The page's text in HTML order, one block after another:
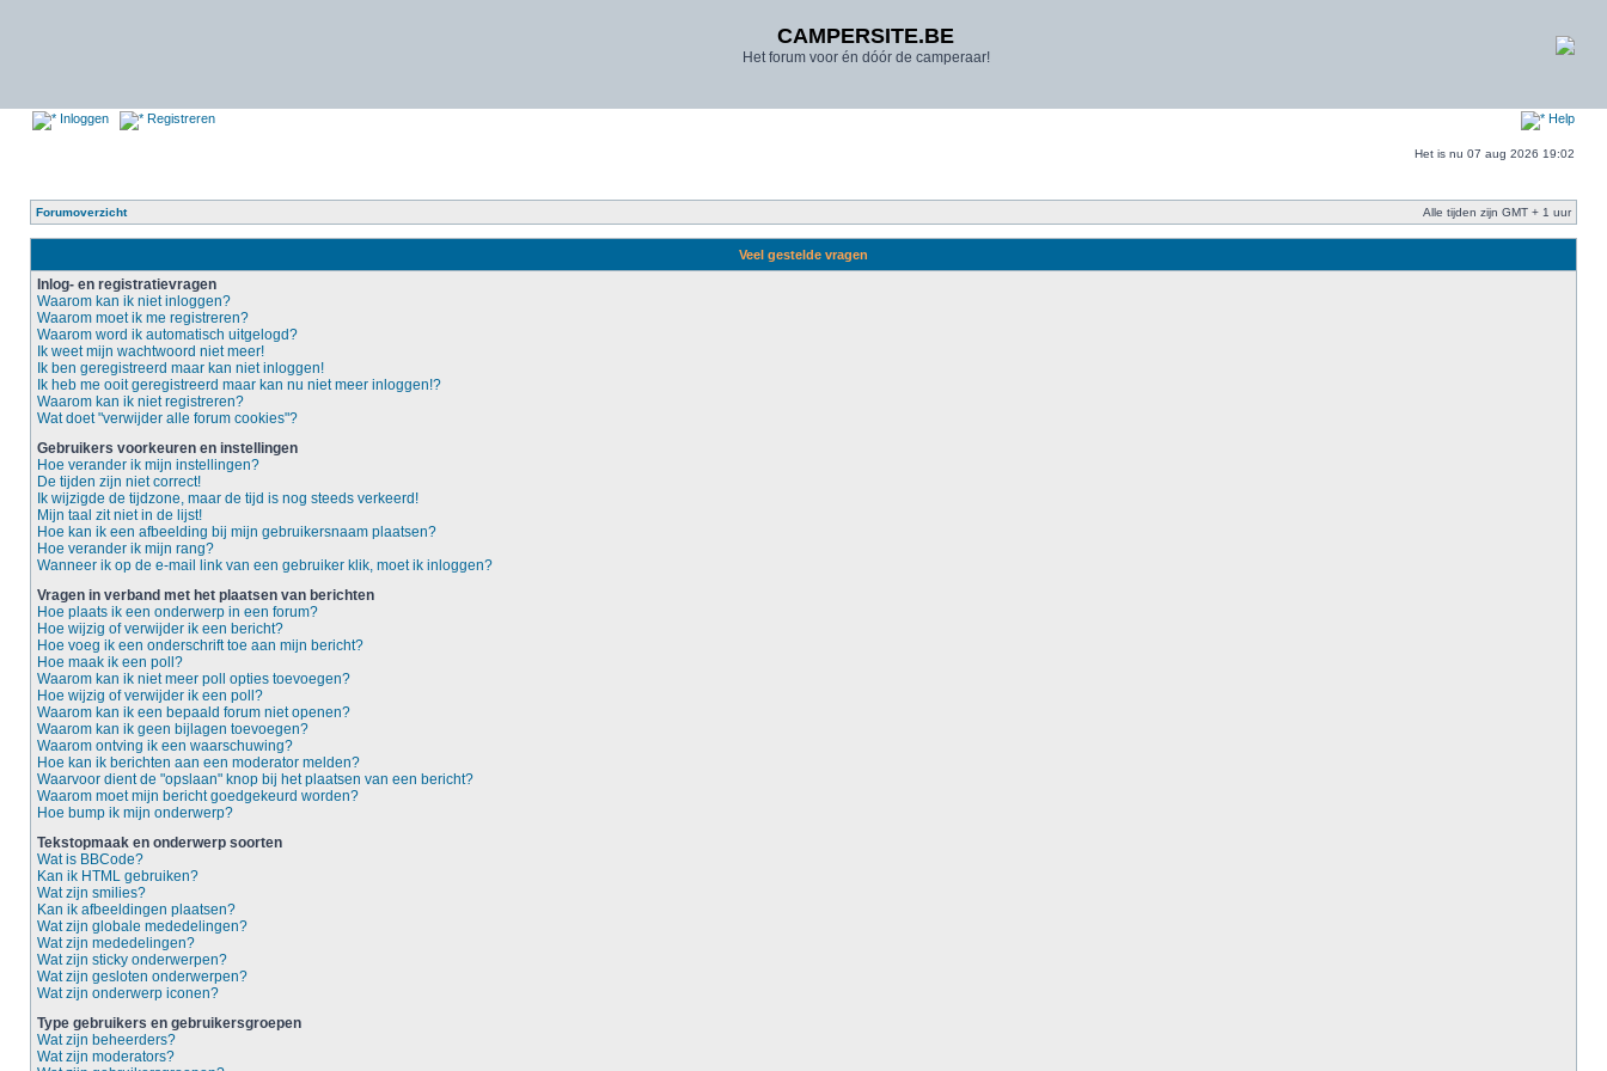
CAMPERSITE.BE
Het forum voor én dóór de camperaar!
Inloggen Registreren Help
Het is nu 07 aug 2026 19:02
Forumoverzicht Alle tijden zijn GMT + 1 uur
Veel gestelde vragen
Inlog- en registratievragen
Waarom kan ik niet inloggen?
Waarom moet ik me registreren?
Waarom word ik automatisch uitgelogd?
Ik weet mijn wachtwoord niet meer!
Ik ben geregistreerd maar kan niet inloggen!
Ik heb me ooit geregistreerd maar kan nu niet meer inloggen!?
Waarom kan ik niet registreren?
Wat doet "verwijder alle forum cookies"?
Gebruikers voorkeuren en instellingen
Hoe verander ik mijn instellingen?
De tijden zijn niet correct!
Ik wijzigde de tijdzone, maar de tijd is nog steeds verkeerd!
Mijn taal zit niet in de lijst!
Hoe kan ik een afbeelding bij mijn gebruikersnaam plaatsen?
Hoe verander ik mijn rang?
Wanneer ik op de e-mail link van een gebruiker klik, moet ik inloggen?
Vragen in verband met het plaatsen van berichten
Hoe plaats ik een onderwerp in een forum?
Hoe wijzig of verwijder ik een bericht?
Hoe voeg ik een onderschrift toe aan mijn bericht?
Hoe maak ik een poll?
Waarom kan ik niet meer poll opties toevoegen?
Hoe wijzig of verwijder ik een poll?
Waarom kan ik een bepaald forum niet openen?
Waarom kan ik geen bijlagen toevoegen?
Waarom ontving ik een waarschuwing?
Hoe kan ik berichten aan een moderator melden?
Waarvoor dient de "opslaan" knop bij het plaatsen van een bericht?
Waarom moet mijn bericht goedgekeurd worden?
Hoe bump ik mijn onderwerp?
Tekstopmaak en onderwerp soorten
Wat is BBCode?
Kan ik HTML gebruiken?
Wat zijn smilies?
Kan ik afbeeldingen plaatsen?
Wat zijn globale mededelingen?
Wat zijn mededelingen?
Wat zijn sticky onderwerpen?
Wat zijn gesloten onderwerpen?
Wat zijn onderwerp iconen?
Type gebruikers en gebruikersgroepen
Wat zijn beheerders?
Wat zijn moderators?